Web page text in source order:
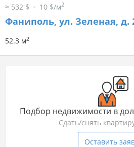
≈ 532 $ 10 $/м2
Фаниполь, ул. Зеленая, д.
52.3 м2
Подбор недвижимости в
Сдать/снять
Оставить